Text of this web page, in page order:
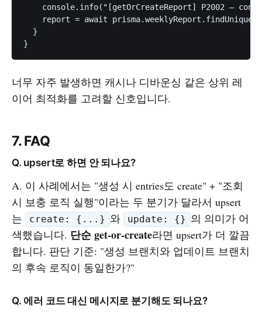
console.info("[getOrCreateReport] P2002 —
report = await
  }
너무 자주 발생하면 캐시나 디바운싱 같은 상위 레
이어 최적화를 고려할 신호입니다.
7. FAQ
Q. upsert로 하면 안 되나요?
A. 이 사례에서는 "생성 시 entries도 create" + "조회
시 보충 로직 실행"이라는 두 분기가 달라서 upsert
는
create: {...} 와 update: {} 의 의미가 어
색했습니다. 단순 get-or-create라면 upsert가 더 깔끔
합니다. 판단 기준: "생성 브랜치와 업데이트 브랜치
의 후속 로직이 동일한가?"
Q. 에러 코드 대신 메시지로 분기해도 되나요?